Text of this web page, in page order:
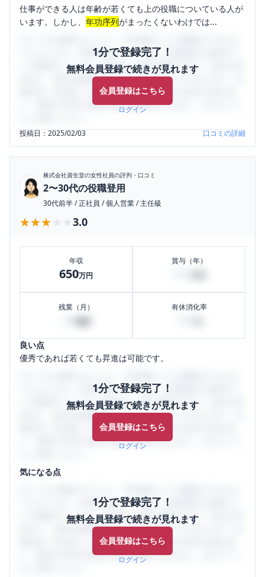
仕事ができる人は年齢が若くても上の役職についている人が
います。しかし、 年功序列がまったくないわけでは...
1分で登録完了！
無料会員登録で続きが見れます
会員登録はこちら
ログイン
うになります。SHEHUB(シーハブ)は、女性限定の企業口コ
ミの投稿サイトです。給与面・女性の働きやすさ・会社の評
判など、女性の転職は気にすべき点がたくさんあります。先
輩社員（元社員）の口コミを通して、本当の会社の姿を知
り、将来の不安や現在の悩みを解消するために、ぜひサイト
投稿日：2025/02/03 口コミの詳細
株式会社資生堂の女性社員の評判・口コミ
2〜30代の役職登用
30代前半/正社員 /個人営業/主任級
★★★★★
★★★★★ 3.0
年収
650万円
賞与（年）
残業（月） 有休消化率
良い点
優秀であれば若くても昇進は可能です。
1分で登録完了！
無料会員登録で続きが見れます
会員登録はこちら
ログイン
うになります。SHEHUB(シーハブ)は、女性限定の企業口コ
ミの投稿サイトです。給与面・女性の働きやすさ・会社の評
判など、女性の転職は気にすべき点がたくさんあります。先
輩社員（元社員）の口コミを通して、本当の会社の姿を知
り、将来の不安や現在の悩みを解消するために、ぜひサイト
気になる点
1分で登録完了！
無料会員登録で続きが見れます
会員登録はこちら
ログイン
うになります。SHEHUB(シーハブ)は、女性限定の企業口コ
ミの投稿サイトです。給与面・女性の働きやすさ・会社の評
判など、女性の転職は気にすべき点がたくさんあります。先
輩社員（元社員）の口コミを通して、本当の会社の姿を知
り、将来の不安や現在の悩みを解消するために、ぜひサイト